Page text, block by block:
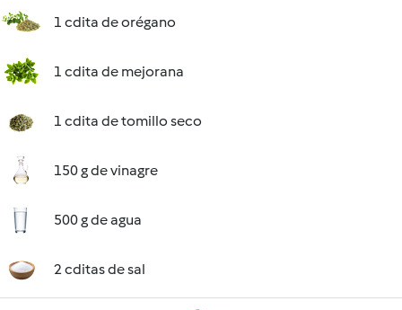
1 cdita de orégano
1 cdita de mejorana
1 cdita de tomillo seco
150 g de vinagre
500 g de agua
2 cditas de sal